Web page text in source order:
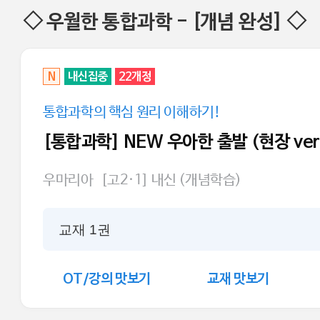
◇ 우월한 통합과학 - [개념 완성] ◇
N 내신집중 22개정
통합과학의 핵심 원리 이해하기!
[통합과학] NEW 우아한 출발 (현장
우마리아 [고2·1] 내신 (개념학습)
교재 1권
OT/강의 맛보기 교재 맛보기